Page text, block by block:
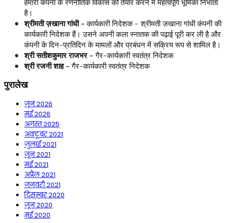
है।
श्रीमती ज़खाना गांधी -कार्यकारी निदेशक - श्रीमती ज़खाना गांधी कंपनी की
कार्यकारी निदेशक हैं। उसने अपनी कला स्नातक की पढ़ाई पूरी कर ली है और
कंपनी के दिन-प्रतिदिन के मामलों और प्रबंधन में सक्रिय रूप से शामिल है।
श्री सतीशकुमार राजभर -गैर-कार्यकारी स्वतंत्र निदेशक
श्री रजनी शाह -गैर-कार्यकारी स्वतंत्र निदेशक
पुरालेख
जून 2026
मई 2026
अगस्त 2025
अक्टूबर 2021
जुलाई 2021
जून 2021
मई 2021
अप्रैल 2021
जनवरी 2021
दिसम्बर 2020
जून 2020
मई 2020